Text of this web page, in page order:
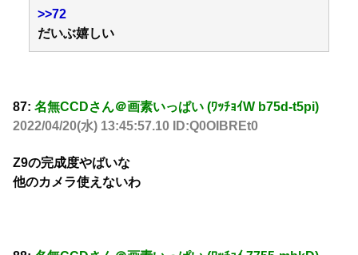
>>72
だいぶ嬉しい
87: 名無CCDさん＠画素いっぱい (ﾜｯﾁｮｲW b75d-t5pi)
2022/04/20(水) 13:45:57.10 ID:Q0OIBREt0
Z9の完成度やばいな
他のカメラ使えないわ